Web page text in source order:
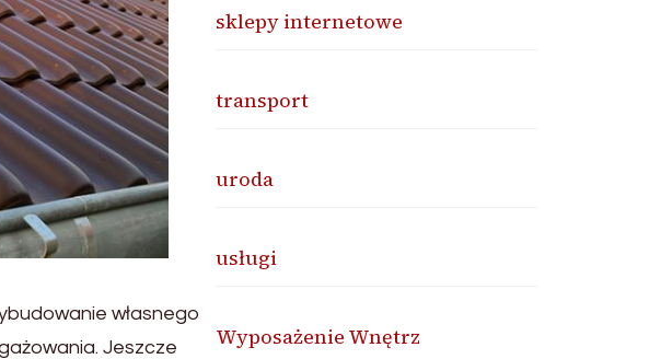
własnego
Jeszcze
sklepy internetowe
transport
uroda
usługi
Wyposażenie Wnętrz